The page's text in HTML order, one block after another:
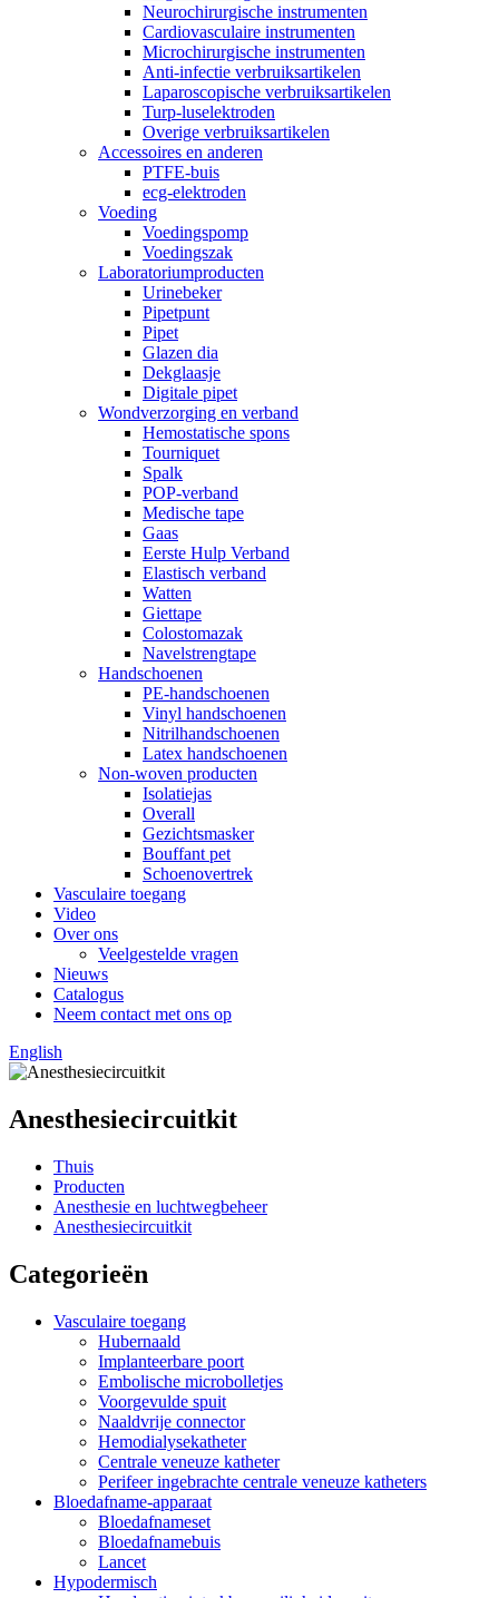
Neurochirurgische instrumenten
Cardiovasculaire instrumenten
Microchirurgische instrumenten
Anti-infectie verbruiksartikelen
Laparoscopische verbruiksartikelen
Turp-luselektroden
Overige verbruiksartikelen
Accessoires en anderen
PTFE-buis
ecg-elektroden
Voeding
Voedingspomp
Voedingszak
Laboratoriumproducten
Urinebeker
Pipetpunt
Pipet
Glazen dia
Dekglaasje
Digitale pipet
Wondverzorging en verband
Hemostatische spons
Tourniquet
Spalk
POP-verband
Medische tape
Gaas
Eerste Hulp Verband
Elastisch verband
Watten
Giettape
Colostomazak
Navelstrengtape
Handschoenen
PE-handschoenen
Vinyl handschoenen
Nitrilhandschoenen
Latex handschoenen
Non-woven producten
Isolatiejas
Overall
Gezichtsmasker
Bouffant pet
Schoenovertrek
Vasculaire toegang
Video
Over ons
Veelgestelde vragen
Nieuws
Catalogus
Neem contact met ons op
English
Anesthesiecircuitkit
Thuis
Producten
Anesthesie en luchtwegbeheer
Anesthesiecircuitkit
Categorieën
Vasculaire toegang
Hubernaald
Implanteerbare poort
Embolische microbolletjes
Voorgevulde spuit
Naaldvrije connector
Hemodialysekatheter
Centrale veneuze katheter
Perifeer ingebrachte centrale veneuze katheters
Bloedafname-apparaat
Bloedafnameset
Bloedafnamebuis
Lancet
Hypodermisch